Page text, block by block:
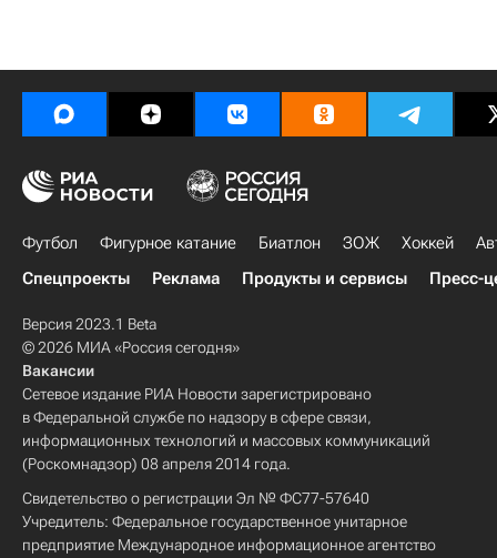
Футбол Фигурное катание Биатлон ЗОЖ Хоккей
Спецпроекты
Реклама Продукты и сервисы Пресс-
Версия 2023.1 Beta
© 2026 МИА «Россия сегодня»
Вакансии
Сетевое издание РИА Новости зарегистрировано
в Федеральной службе по надзору в сфере связи,
информационных технологий и массовых коммуникаций
(Роскомнадзор) 08 апреля 2014 года.
Свидетельство о регистрации Эл № ФС77-57640
Учредитель: Федеральное государственное унитарное
предприятие Международное информационное агентство